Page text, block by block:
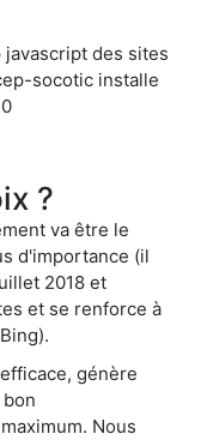
?
va être le
d'importance (il
2018 et
et se renforce à
génère
Nous